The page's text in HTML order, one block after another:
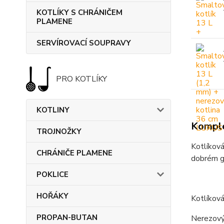
KOTLÍKY S CHRÁNIČEM
PLAMENE
SERVÍROVACÍ SOUPRAVY
PRO KOTLÍKY
KOTLINY
TROJNOŽKY
CHRÁNIČE PLAMENE
POKLICE
HOŘÁKY
PROPAN-BUTAN
dobrém